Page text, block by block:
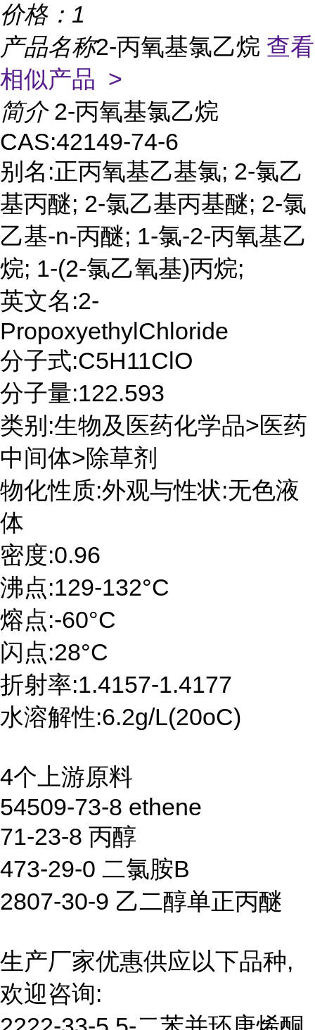
价格： 1
产品名称2-丙氧基氯乙烷 查看
相似产品 >
简介 2-丙氧基氯乙烷
CAS:42149-74-6
别名:正丙氧基乙基氯; 2-氯乙
基丙醚; 2-氯乙基丙基醚; 2-氯
乙基-n-丙醚; 1-氯-2-丙氧基乙
烷; 1-(2-氯乙氧基)丙烷;
英文名:2-
PropoxyethylChloride
分子式:C5H11ClO
分子量:122.593
类别:生物及医药化学品>医药
中间体>除草剂
物化性质:外观与性状:无色液
体
密度:0.96
沸点:129-132°C
熔点:-60°C
闪点:28°C
折射率:1.4157-1.4177
水溶解性:6.2g/L(20oC)
4个上游原料
54509-73-8 ethene
71-23-8 丙醇
473-29-0 二氯胺B
2807-30-9 乙二醇单正丙醚
生产厂家优惠供应以下品种,
欢迎咨询: